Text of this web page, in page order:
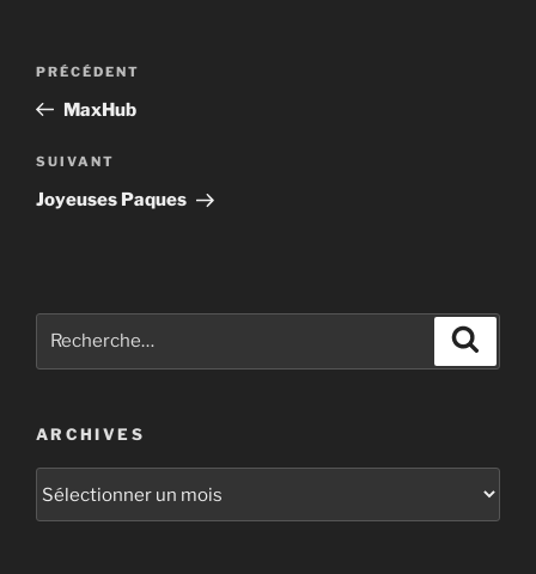
PRÉCÉDENT
MaxHub
SUIVANT
Joyeuses Paques
ARCHIVES